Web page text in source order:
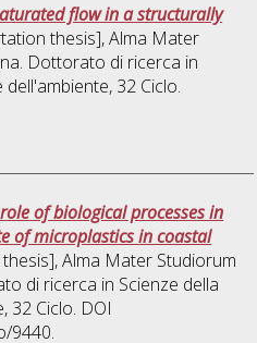
flow in a structurally
thesis], Alma Mater
Dottorato di ricerca in
dell'ambiente, 32 Ciclo.
of biological processes in
of microplastics in coastal
Alma Mater Studiorum
di ricerca in Scienze della
, 32 Ciclo. DOI
9440.